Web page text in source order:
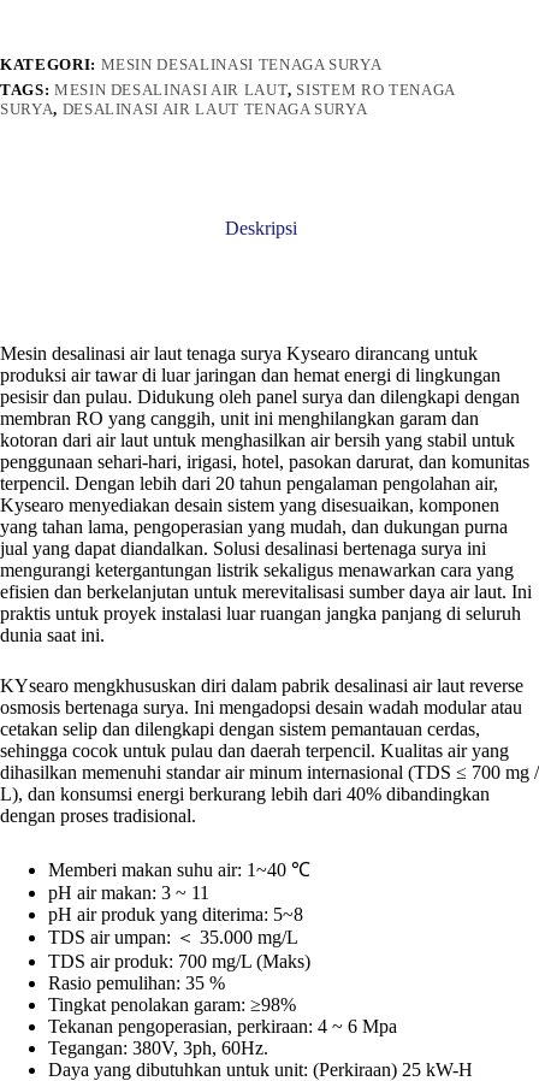
KATEGORI: MESIN DESALINASI TENAGA SURYA
TAGS: MESIN DESALINASI AIR LAUT, SISTEM RO TENAGA
SURYA, DESALINASI AIR LAUT TENAGA SURYA
Deskripsi
Mesin desalinasi air laut tenaga surya Kysearo dirancang untuk
produksi air tawar di luar jaringan dan hemat energi di lingkungan
pesisir dan pulau. Didukung oleh panel surya dan dilengkapi dengan
membran RO yang canggih, unit ini menghilangkan garam dan
kotoran dari air laut untuk menghasilkan air bersih yang stabil untuk
penggunaan sehari-hari, irigasi, hotel, pasokan darurat, dan komunitas
terpencil. Dengan lebih dari 20 tahun pengalaman pengolahan air,
Kysearo menyediakan desain sistem yang disesuaikan, komponen
yang tahan lama, pengoperasian yang mudah, dan dukungan purna
jual yang dapat diandalkan. Solusi desalinasi bertenaga surya ini
mengurangi ketergantungan listrik sekaligus menawarkan cara yang
efisien dan berkelanjutan untuk merevitalisasi sumber daya air laut. Ini
praktis untuk proyek instalasi luar ruangan jangka panjang di seluruh
dunia saat ini.
KYsearo mengkhususkan diri dalam pabrik desalinasi air laut reverse
osmosis bertenaga surya. Ini mengadopsi desain wadah modular atau
cetakan selip dan dilengkapi dengan sistem pemantauan cerdas,
sehingga cocok untuk pulau dan daerah terpencil. Kualitas air yang
dihasilkan memenuhi standar air minum internasional (TDS ≤ 700 mg /
L), dan konsumsi energi berkurang lebih dari 40% dibandingkan
dengan proses tradisional.
Memberi makan suhu air: 1~40 ℃
pH air makan: 3 ~ 11
pH air produk yang diterima: 5~8
TDS air umpan: ＜ 35.000 mg/L
TDS air produk: 700 mg/L (Maks)
Rasio pemulihan: 35 %
Tingkat penolakan garam: ≥98%
Tekanan pengoperasian, perkiraan: 4 ~ 6 Mpa
Tegangan: 380V, 3ph, 60Hz.
Daya yang dibutuhkan untuk unit: (Perkiraan) 25 kW-H